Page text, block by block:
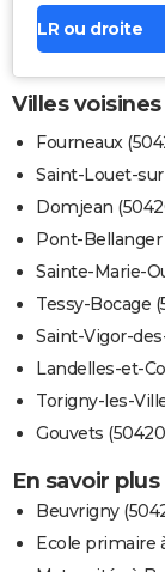
LR ou droite
Villes
Fourneaux
Saint-Louet-
Domjean
Pont-Bellanger
Sainte-Marie-
Tessy-Bocage
Saint-Vigor-
Landelles-et-
Torigny-les-
Gouvets
En savoir
Beuvrigny
Ecole primaire